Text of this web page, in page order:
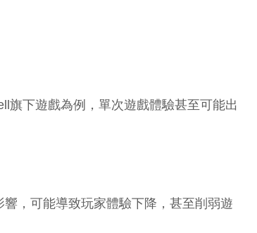
旗下遊戲為例，單次遊戲體驗甚至可能出
，可能導致玩家體驗下降，甚至削弱遊